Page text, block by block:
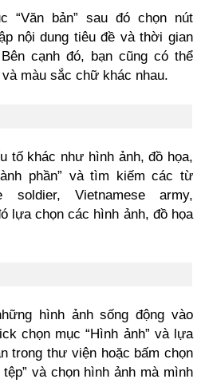
“Văn bản” sau đó chọn nút
nội dung tiêu đề và thời gian
cạnh đó, bạn cũng có thể
và màu sắc chữ khác nhau.
tố khác như hình ảnh, đồ họa,
phần” và tìm kiếm các từ
soldier, Vietnamese army,
lựa chọn các hình ảnh, đồ họa
hình ảnh sống động vào
chọn mục “Hình ảnh” và lựa
trong thư viện hoặc bấm chọn
tệp” và chọn hình ảnh mà mình